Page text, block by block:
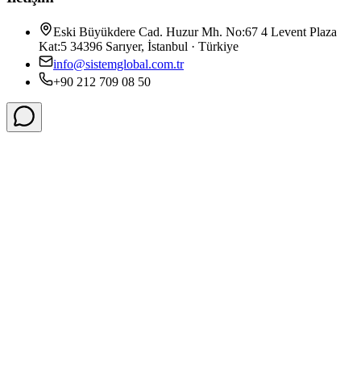
Eski Büyükdere Cad. Huzur Mh. No:67 4 Levent Plaza
Kat:5 34396 Sarıyer, İstanbul · Türkiye
info@sistemglobal.com.tr
+90 212 709 08 50